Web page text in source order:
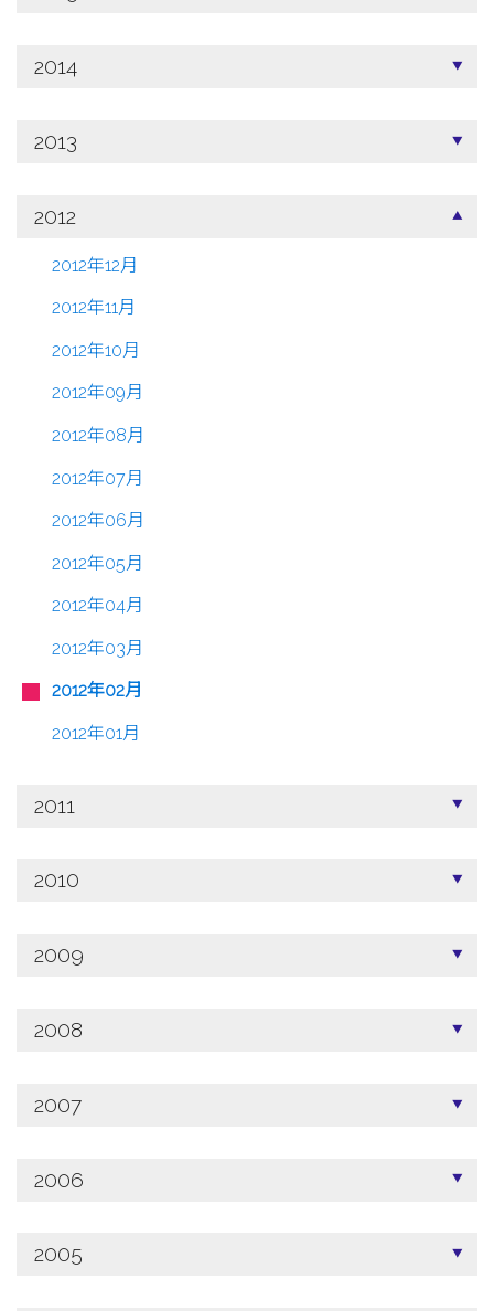
2014
2013
2012
2012年12月
2012年11月
2012年10月
2012年09月
2012年08月
2012年07月
2012年06月
2012年05月
2012年04月
2012年03月
2012年02月
2012年01月
2011
2010
2009
2008
2007
2006
2005